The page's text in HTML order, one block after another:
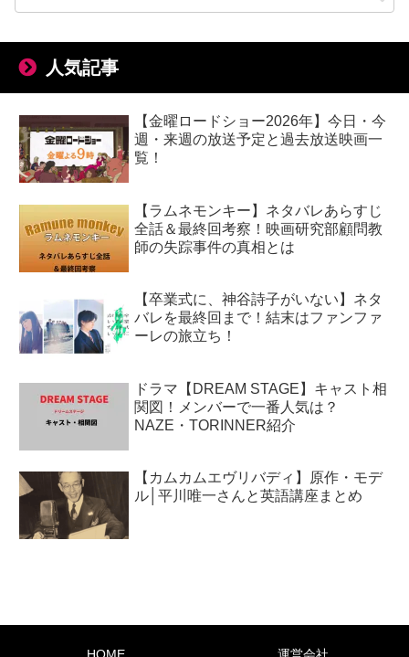
人気記事
【金曜ロードショー2026年】今日・今
週・来週の放送予定と過去放送映画一
覧！
【ラムネモンキー】ネタバレあらすじ
全話＆最終回考察！映画研究部顧問教
師の失踪事件の真相とは
【卒業式に、神谷詩子がいない】ネタ
バレを最終回まで！結末はファンファ
ーレの旅立ち！
ドラマ【DREAM STAGE】キャスト相
関図！メンバーで一番人気は？
NAZE・TORINNER紹介
【カムカムエヴリバディ】原作・モデ
ル│平川唯一さんと英語講座まとめ